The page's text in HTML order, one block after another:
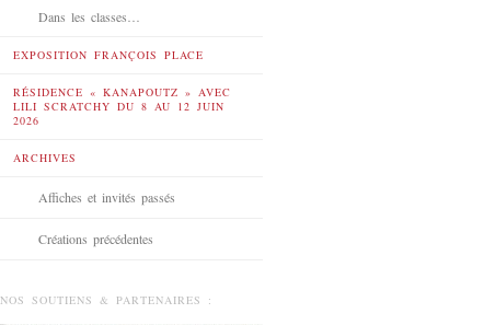
Dans les classes…
EXPOSITION FRANÇOIS PLACE
RÉSIDENCE « KANAPOUTZ » AVEC
LILI SCRATCHY DU 8 AU 12 JUIN
2026
ARCHIVES
Affiches et invités passés
Créations précédentes
NOS SOUTIENS & PARTENAIRES :